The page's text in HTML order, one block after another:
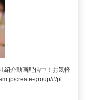
紹介動画配信中！お気軽
create-group/#/pl